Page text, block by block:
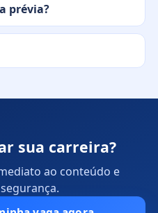
prévia?
sua carreira?
ao conteúdo e